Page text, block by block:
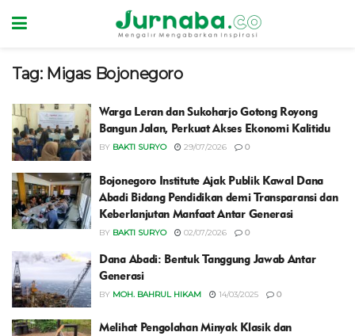
Tag: Migas Bojonegoro
Warga Leran dan Sukoharjo Gotong Royong
Bangun Jalan, Perkuat Akses Ekonomi Kalitidu
BY BAKTI SURYO 29/07/2026 0
Bojonegoro Institute Ajak Publik Kawal Dana
Abadi Bidang Pendidikan demi Transparansi dan
Keberlanjutan Manfaat Antar Generasi
BY BAKTI SURYO 02/07/2026 0
Dana Abadi: Bentuk Tanggung Jawab Antar
Generasi
BY MOH. BAHRUL HIKAM 14/03/2025 0
Melihat Pengolahan Minyak Klasik dan